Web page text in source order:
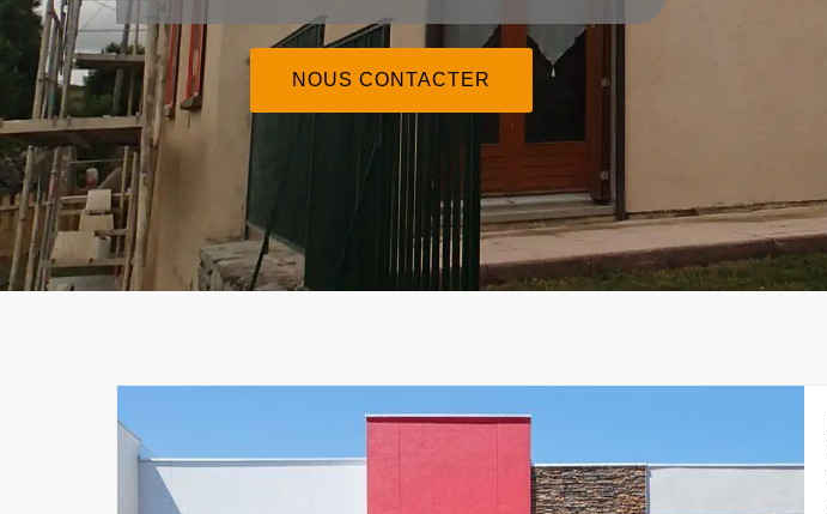
NOUS CONTACTER